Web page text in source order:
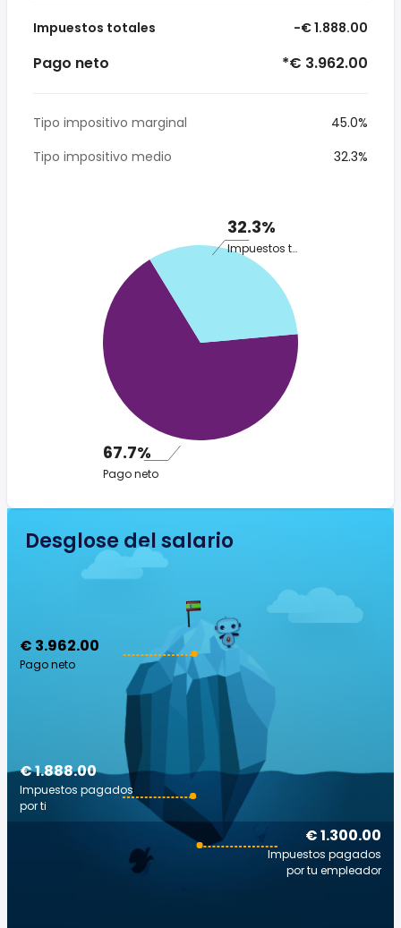
Impuestos totales -€ 1.888.00
Pago neto *€ 3.962.00
Tipo impositivo marginal
45.0%
Tipo impositivo medio
32.3%
32.3%
Impuestos totales
67.7%
Pago neto
Desglose del salario
€ 3.962.00
Pago neto
€ 1.300.00
Impuestos pagados
por tu empleador
€ 1.888.00
Impuestos pagados
por ti